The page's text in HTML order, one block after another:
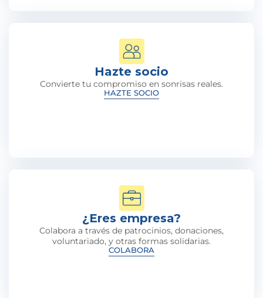
Hazte socio
Convierte tu compromiso en sonrisas reales.
HAZTE SOCIO
¿Eres empresa?
Colabora a través de patrocinios, donaciones,
voluntariado, y otras formas solidarias.
COLABORA